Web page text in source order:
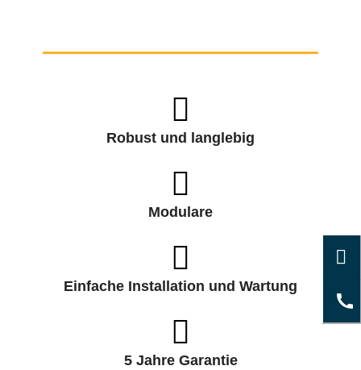
Robust und langlebig
Modulare
Einfache Installation und Wartung
5 Jahre Garantie